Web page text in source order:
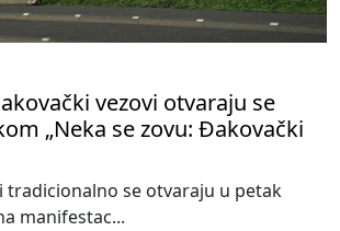
vezovi otvaraju se
„Neka se zovu: Đakovački
tradicionalno se otvaraju u petak
manifestac...